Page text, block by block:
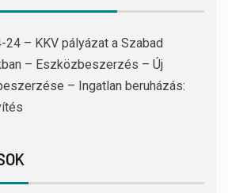
24 – KKV pályázat a Szabad
– Eszközbeszerzés – Új
– Ingatlan beruházás: